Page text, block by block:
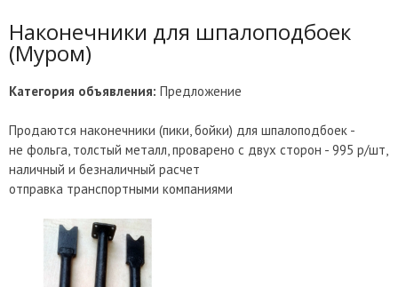
Наконечники для шпалоподбоек
(Муром)
Категория объявления: Предложение
Продаются наконечники (пики, бойки) для шпалоподбоек -
не фольга, толстый металл, проварено с двух сторон - 995 р/шт,
наличный и безналичный расчет
отправка транспортными компаниями